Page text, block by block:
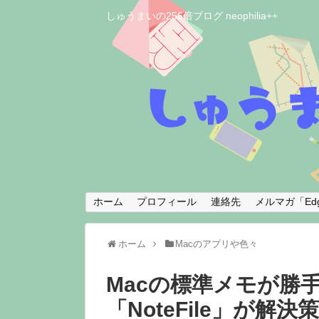
しゅうまいの256倍ブログ neophilia++
ホーム プロフィール 連絡先 メルマガ「
ホーム Macのアプリや色々
Macの標準メモが勝
「NoteFile」が解決